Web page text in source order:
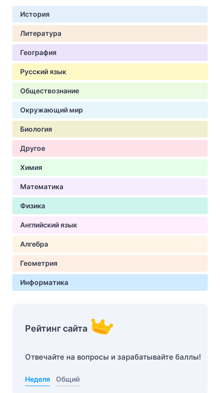
История
Литература
География
Русский язык
Обществознание
Окружающий мир
Биология
Другое
Химия
Математика
Физика
Английский язык
Алгебра
Геометрия
Информатика
Рейтинг сайта
Отвечайте на вопросы и зарабатывайте баллы!
Неделя Общий